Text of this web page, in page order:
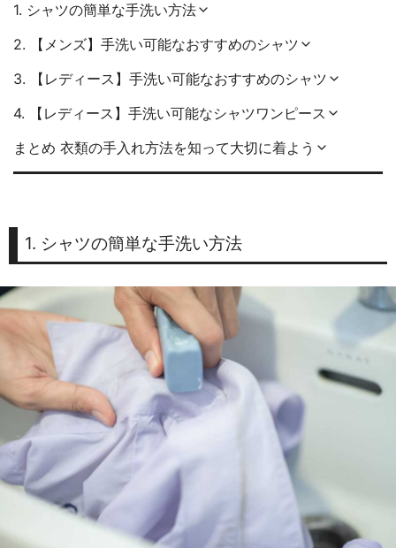
1. シャツの簡単な手洗い方法
2. 【メンズ】手洗い可能なおすすめのシャツ
3. 【レディース】手洗い可能なおすすめのシャツ
4. 【レディース】手洗い可能なシャツワンピース
まとめ 衣類の手入れ方法を知って大切に着よう
1. シャツの簡単な手洗い方法